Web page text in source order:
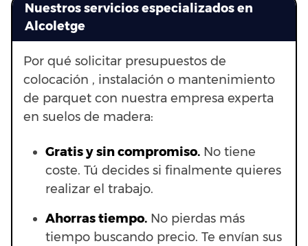
Nuestros servicios especializados en
Alcoletge
Por qué solicitar presupuestos de
colocación , instalación o mantenimiento
de parquet con nuestra empresa experta
en suelos de madera:
Gratis y sin compromiso. No tiene
coste. Tú decides si finalmente quieres
realizar el trabajo.
Ahorras tiempo. No pierdas más
tiempo buscando precio. Te envían sus